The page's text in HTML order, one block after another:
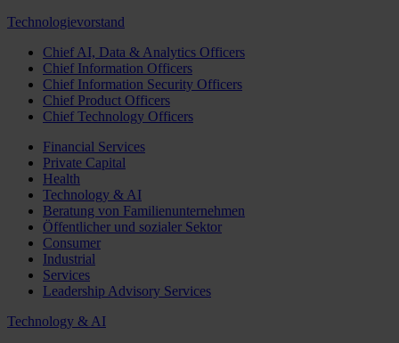
Technologievorstand
Chief AI, Data & Analytics Officers
Chief Information Officers
Chief Information Security Officers
Chief Product Officers
Chief Technology Officers
Financial Services
Private Capital
Health
Technology & AI
Beratung von Familienunternehmen
Öffentlicher und sozialer Sektor
Consumer
Industrial
Services
Leadership Advisory Services
Technology & AI